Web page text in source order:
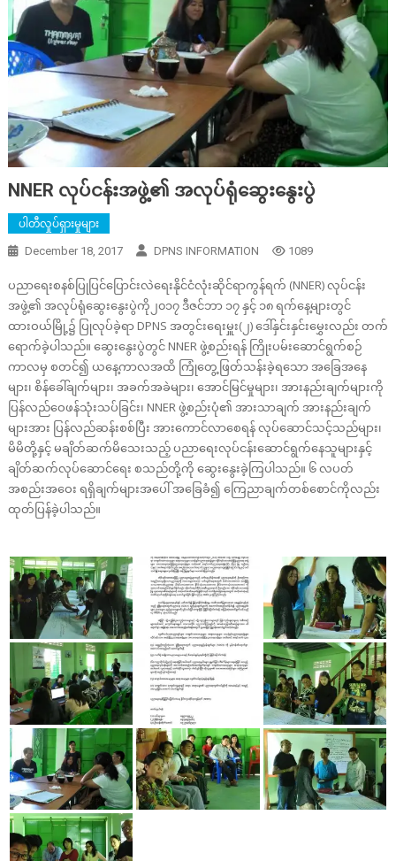
NNER လုပ်ငန်းအဖွဲ့၏ အလုပ်ရုံဆွေးနွေးပွဲ
ပါတီလှုပ်ရှားမှုများ
December 18, 2017 DPNS INFORMATION 1089
ပညာရေးစနစ်ပြုပြင်ပြောင်းလဲရေးနိုင်ငံလုံးဆိုင်ရာကွန်ရက် (NNER) လုပ်ငန်း
အဖွဲ့၏ အလုပ်ရုံဆွေးနွေးပွဲကို၂၀၁၇ ဒီဇင်ဘာ ၁၇ နှင့် ၁၈ ရက်နေ့များတွင်
ထားဝယ်မြို့၌ ပြုလုပ်ခဲ့ရာ DPNS အတွင်းရေးမှူး(၂) ဒေါ်နှင်းနှင်းမွှေးလည်း တက်
ရောက်ခဲ့ပါသည်။ ဆွေးနွေးပွဲတွင် NNER ဖွဲ့စည်းရန် ကြိုးပမ်းဆောင်ရွက်စဉ်
ကာလမှ စတင်၍ ယနေ့ကာလအထိ ကြုံတွေ့ဖြတ်သန်းခဲ့ရသော အခြေအနေ
များ၊ စိန်ခေါ်ချက်များ၊ အခက်အခဲများ၊ အောင်မြင်မှုများ၊ အားနည်းချက်များကို
ပြန်လည်ဝေဖန်သုံးသပ်ခြင်း၊ NNER ဖွဲ့စည်းပုံ၏ အားသာချက် အားနည်းချက်
များအား ပြန်လည်ဆန်းစစ်ပြီး အားကောင်လာစေရန် လုပ်ဆောင်သင့်သည်များ၊
မိမိတို့နှင့် မချိတ်ဆက်မိသေးသည့် ပညာရေးလုပ်ငန်းဆောင်ရွက်နေသူများနှင့်
ချိတ်ဆက်လုပ်ဆောင်ရေး စသည်တို့ကို ဆွေးနွေးခဲ့ကြပါသည်။ ၆ လပတ်
အစည်းအဝေး ရရှိချက်များအပေါ် အခြေခံ၍ ကြေညာချက်တစ်စောင်ကိုလည်း
ထုတ်ပြန်ခဲ့ပါသည်။